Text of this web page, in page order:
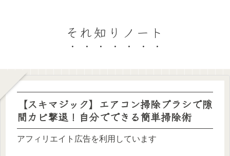
それ知りノート
【スキマジック】エアコン掃除ブラシで隙
間カビ撃退！自分でできる簡単掃除術
アフィリエイト広告を利用しています